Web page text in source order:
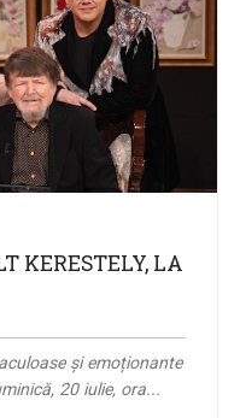
KERESTELY, LA
și emoționante
20 iulie, ora...